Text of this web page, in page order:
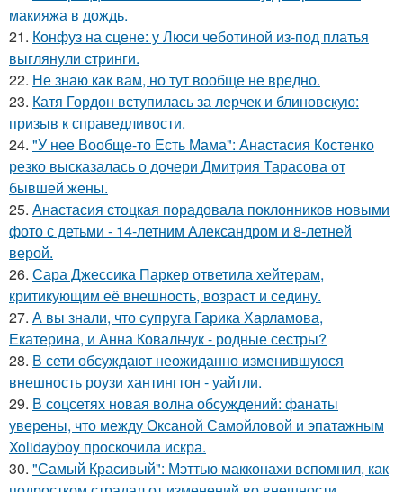
макияжа в дождь.
21. Конфуз на сцене: у Люси чеботиной из-под платья
выглянули стринги.
22. Не знаю как вам, но тут вообще не вредно.
23. Катя Гордон вступилась за лерчек и блиновскую:
призыв к справедливости.
24. "У нее Вообще-то Есть Мама": Анастасия Костенко
резко высказалась о дочери Дмитрия Тарасова от
бывшей жены.
25. Анастасия стоцкая порадовала поклонников новыми
фото с детьми - 14-летним Александром и 8-летней
верой.
26. Сара Джессика Паркер ответила хейтерам,
критикующим её внешность, возраст и седину.
27. А вы знали, что супруга Гарика Харламова,
Екатерина, и Анна Ковальчук - родные сестры?
28. В сети обсуждают неожиданно изменившуюся
внешность роузи хантингтон - уайтли.
29. В соцсетях новая волна обсуждений: фанаты
уверены, что между Оксаной Самойловой и эпатажным
Xolidayboy проскочила искра.
30. "Самый Красивый": Мэттью макконахи вспомнил, как